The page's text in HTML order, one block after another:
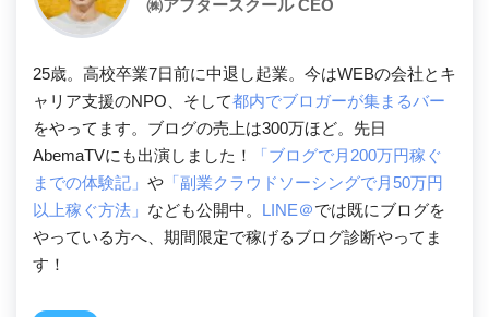
㈱アフタースクール CEO
25歳。高校卒業7日前に中退し起業。今はWEBの会社とキ
ャリア支援のNPO、そして都内でブロガーが集まるバー
をやってます。ブログの売上は300万ほど。先日
AbemaTVにも出演しました！
「ブログで月200万円稼ぐ
までの体験記」 や 「副業クラウドソーシングで月50万円
以上稼ぐ方法」 なども公開中。 LINE＠では既にブログを
やっている方へ、期間限定で稼げるブログ診断やってま
す！